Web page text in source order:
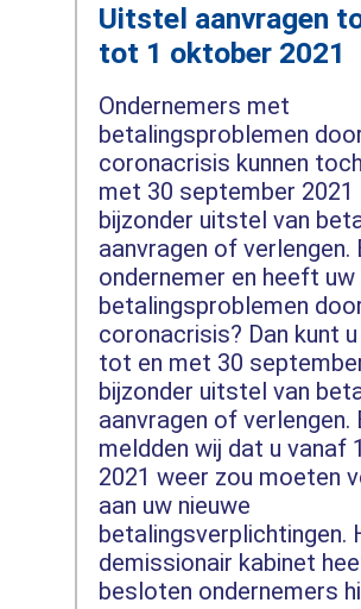
Uitstel aanvragen
tot 1 oktober 2021
Ondernemers met
betalingsproblemen
coronacrisis kunnen
met 30 september 2021
bijzonder uitstel van
aanvragen of verlengen.
ondernemer en heeft
betalingsproblemen
coronacrisis? Dan kunt
tot en met 30
bijzonder uitstel van
aanvragen of verlengen.
meldden wij dat u vanaf
2021 weer zou moeten
aan uw nieuwe
betalingsverplichtingen.
demissionair kabinet
besloten ondernemers